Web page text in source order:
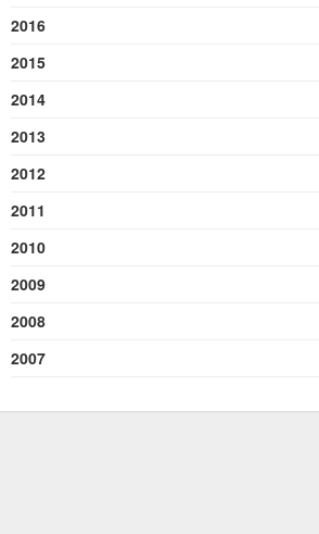
2016
2015
2014
2013
2012
2011
2010
2009
2008
2007